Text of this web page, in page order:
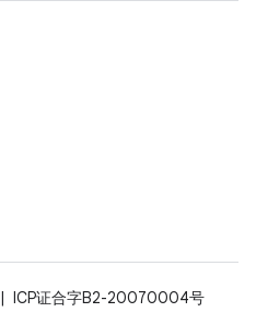
ICP证合字B2-20070004号